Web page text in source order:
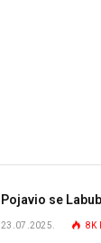
Pojavio se
23.07.2025. 8K